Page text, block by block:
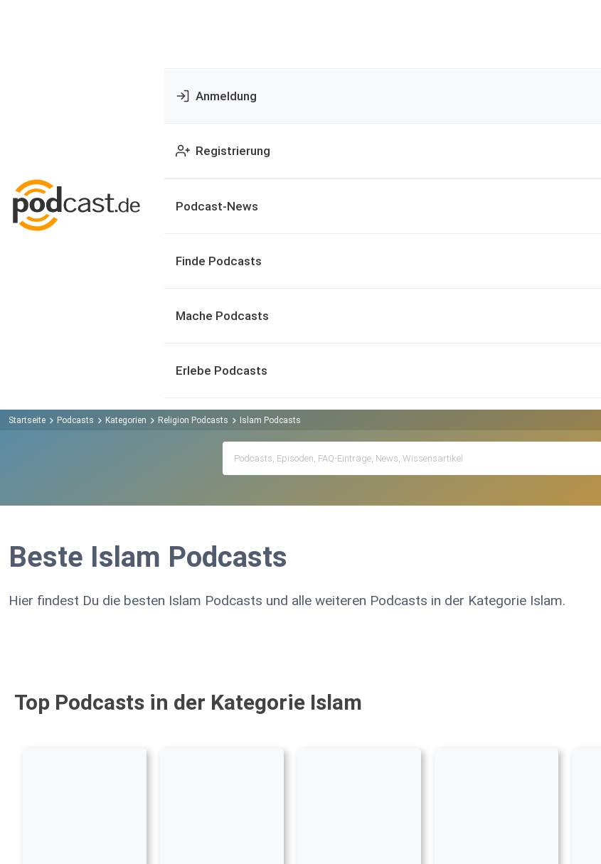
Anmeldung
Registrierung
Podcast-News
Finde Podcasts
Mache Podcasts
Erlebe Podcasts
Startseite Podcasts Kategorien Religion Podcasts Islam Podcasts
Beste Islam Podcasts
Hier findest Du die besten Islam Podcasts und alle weiteren Podcasts in der Kategorie Islam.
Top Podcasts in der Kategorie Islam